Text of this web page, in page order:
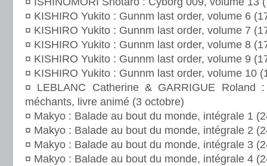
¤ KISHIRO Yukito : Gunnm last order, volume 6
¤ KISHIRO Yukito : Gunnm last order, volume 7
¤ KISHIRO Yukito : Gunnm last order, volume 8
¤ KISHIRO Yukito : Gunnm last order, volume 9
¤ KISHIRO Yukito : Gunnm last order, volume 10
¤ LEBLANC Catherine & GARRIGUE Roland
méchants, livre animé (3 octobre)
¤ Makyo : Balade au bout du monde, intégrale 1
¤ Makyo : Balade au bout du monde, intégrale 2
¤ Makyo : Balade au bout du monde, intégrale 3
¤ Makyo : Balade au bout du monde, intégrale 4